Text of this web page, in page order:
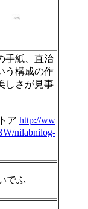
手紙、直治
う構成の作
しさが見事
ア http://ww
nilabnilog-
でふ